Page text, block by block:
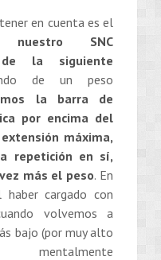
en cuenta es el
nuestro SNC
de la siguiente
de un peso
la barra de
por encima del
máxima,
repetición en sí,
más el peso. En
haber cargado con
volvemos a
bajo (por muy alto